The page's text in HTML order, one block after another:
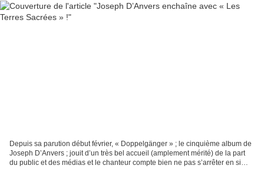
Depuis sa parution début février, « Doppelgänger » ; le cinquième album de
Joseph D’Anvers ; jouit d’un très bel accueil (amplement mérité) de la part
du public et des médias et le chanteur compte bien ne pas s’arrêter en si